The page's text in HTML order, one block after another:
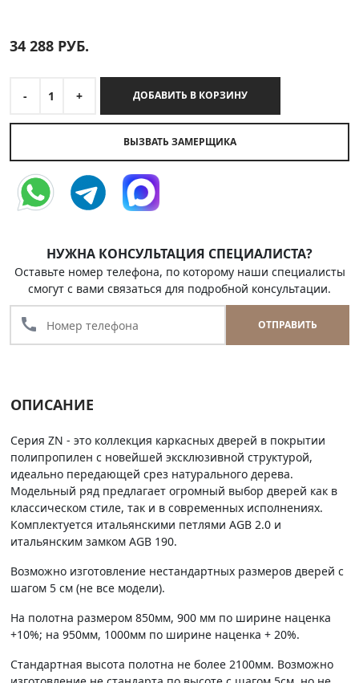
34 288 РУБ.
- 1 + ДОБАВИТЬ В КОРЗИНУ
ВЫЗВАТЬ ЗАМЕРЩИКА
НУЖНА КОНСУЛЬТАЦИЯ СПЕЦИАЛИСТА?
Оставьте номер телефона, по которому наши специалисты
смогут с вами связаться для подробной консультации.
call ОТПРАВИТЬ
ОПИСАНИЕ
Серия ZN - это коллекция каркасных дверей в покрытии
полипропилен с новейшей эксклюзивной структурой,
идеально передающей срез натурального дерева.
Модельный ряд предлагает огромный выбор дверей как в
классическом стиле, так и в современных исполнениях.
Комплектуется итальянскими петлями AGB 2.0 и
итальянским замком AGB 190.
Возможно изготовление нестандартных размеров дверей с
шагом 5 см (не все модели).
На полотна размером 850мм, 900 мм по ширине наценка
+10%; на 950мм, 1000мм по ширине наценка + 20%.
Стандартная высота полотна не более 2100мм. Возможно